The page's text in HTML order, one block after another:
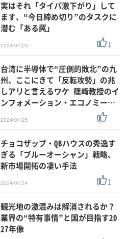
実はそれ「タイパ激下がり」して
ます、“今日締め切り”のタスクに
潜む「ある罠」
2024/01/29 1
台湾に半導体で“圧倒的敗北”の九
州、ここにきて「反転攻勢」の兆
しアリと言えるワケ 篠﨑教授のイ
ンフォメーション・エコノミー…
2024/01/25
チョコザップ・QBハウスの秀逸す
ぎる「ブルーオーシャン」戦略、
新市場開拓の凄い手法
2024/01/24 1
観光地の激混みは解消されるか？
業界の“特有事情”と国が目指す20
27年像